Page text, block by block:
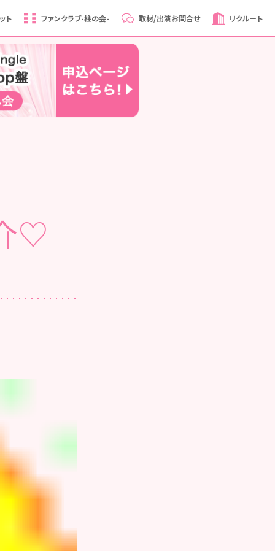
ト ファンクラブ-柱の会- 取材/出演お問合せ リクルート
♡